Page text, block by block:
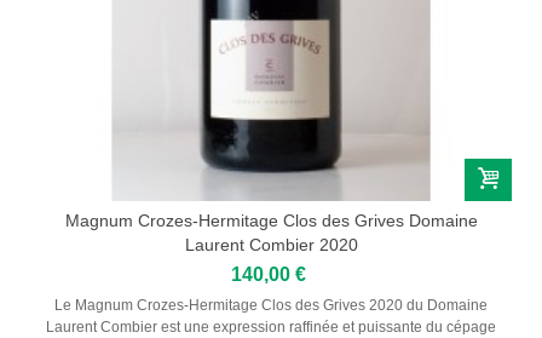
Magnum Crozes-Hermitage Clos des Grives Domaine
Laurent Combier 2020
140,00 €
Le Magnum Crozes-Hermitage Clos des Grives 2020 du Domaine
Laurent Combier est une expression raffinée et puissante du cépage